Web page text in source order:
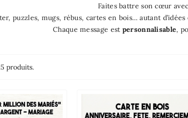
Faites battre son cœur
puzzles, mugs, rébus, cartes en bois… autant
Chaque message est personnalisable,
produits.